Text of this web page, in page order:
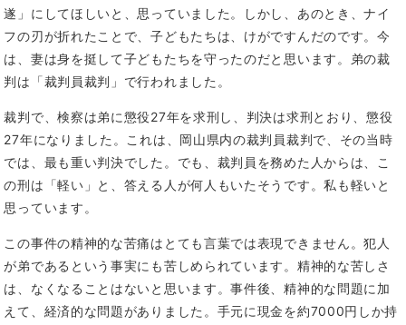
遂」にしてほしいと、思っていました。しかし、あのとき、ナイ
フの刃が折れたことで、子どもたちは、けがですんだのです。今
は、妻は身を挺して子どもたちを守ったのだと思います。弟の裁
判は「裁判員裁判」で行われました。
裁判で、検察は弟に懲役27年を求刑し、判決は求刑とおり、懲役
27年になりました。これは、岡山県内の裁判員裁判で、その当時
では、最も重い判決でした。でも、裁判員を務めた人からは、こ
の刑は「軽い」と、答える人が何人もいたそうです。私も軽いと
思っています。
この事件の精神的な苦痛はとても言葉では表現できません。犯人
が弟であるという事実にも苦しめられています。精神的な苦しさ
は、なくなることはないと思います。事件後、精神的な問題に加
えて、経済的な問題がありました。手元に現金を約7000円しか持